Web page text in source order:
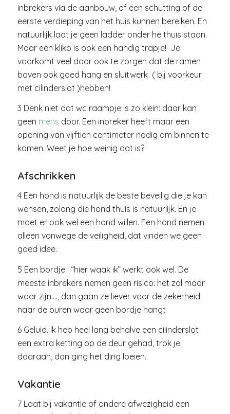
inbrekers via de aanbouw, of een schutting of de
eerste verdieping van het huis kunnen bereiken. En
natuurlijk laat je geen ladder onder he thuis staan.
Maar een kliko is ook een handig trapje! Je
voorkomt veel door ook te zorgen dat de ramen
boven ook goed hang en sluitwerk ( bij voorkeur
met cilinderslot )hebben!
3 Denk niet dat wc raampje is zo klein: daar kan
geen mens door. Een inbreker heeft maar een
opening van vijftien centimeter nodig om binnen te
komen. Weet je hoe weinig dat is?
Afschrikken
4 Een hond is natuurlijk de beste beveilig die je kan
wensen, zolang die hond thuis is natuurlijk. En je
moet er ook wel een hond willen. Een hond nemen
alleen vanwege de veiligheid, dat vinden we geen
goed idee.
5 Een bordje : “hier waak ik” werkt ook wel. De
meeste inbrekers nemen geen risico: het zal maar
waar zijn…., dan gaan ze liever voor de zekerheid
naar de buren waar geen bordje hangt
6 Geluid. Ik heb heel lang behalve een cilinderslot
een extra ketting op de deur gehad, trok je
daaraan, dan ging het ding loeien.
Vakantie
7 Laat bij vakantie of andere afwezigheid een